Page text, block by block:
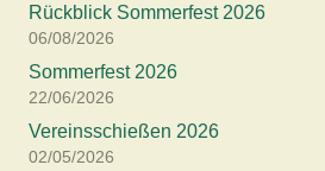
Rückblick Sommerfest 2026
06/08/2026
Sommerfest 2026
22/06/2026
Vereinsschießen 2026
02/05/2026